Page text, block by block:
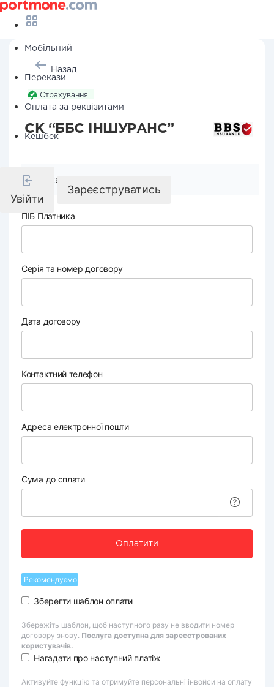
Мобільний
Перекази
Оплата за реквізитами
Кешбек
Увійти
Зареєструватись
Назад
Страхування
СК “ББС ІНШУРАНС”
Реквізити компанії
ПІБ Платника
Серія та номер договору
Дата договору
Контактний телефон
Адреса електронної пошти
Сума до сплати
Оплатити
Рекомендуємо
Зберегти шаблон оплати
Збережіть шаблон, щоб наступного разу не вводити номер
договору знову. Послуга доступна для зареєстрованих
користувачів.
Нагадати про наступний платіж
Активуйте функцію та отримуйте персональні інвойси на оплату